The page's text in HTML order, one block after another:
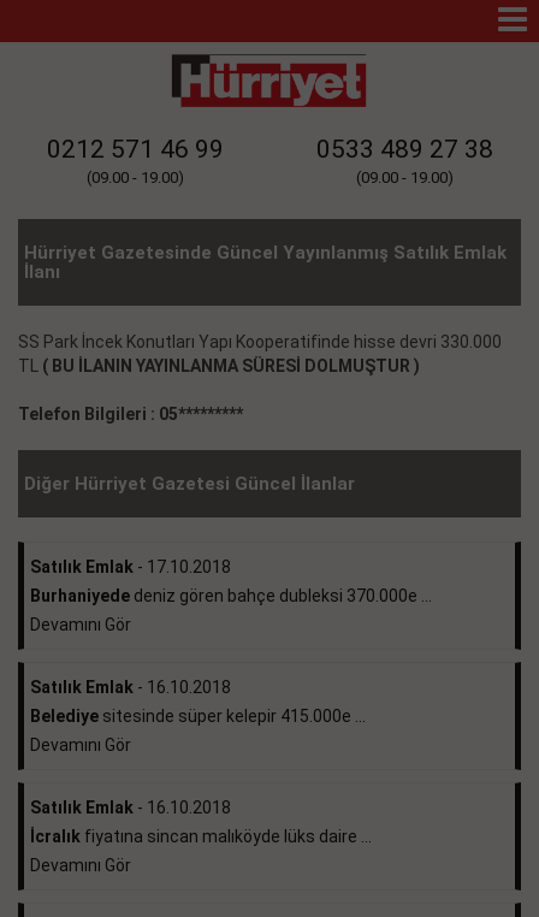
0212 571 46 99
(09.00 - 19.00)
0533 489 27 38
(09.00 - 19.00)
Hürriyet Gazetesinde Güncel Yayınlanmış Satılık Emlak
İlanı
SS Park İncek Konutları Yapı Kooperatifinde hisse devri 330.000
TL ( BU İLANIN YAYINLANMA SÜRESİ DOLMUŞTUR )
Telefon Bilgileri : 05*********
Diğer Hürriyet Gazetesi Güncel İlanlar
Satılık Emlak - 17.10.2018
Burhaniyede deniz gören bahçe dubleksi 370.000e ...
Devamını Gör
Satılık Emlak - 16.10.2018
Belediye sitesinde süper kelepir 415.000e ...
Devamını Gör
Satılık Emlak - 16.10.2018
İcralık fiyatına sincan malıköyde lüks daire ...
Devamını Gör